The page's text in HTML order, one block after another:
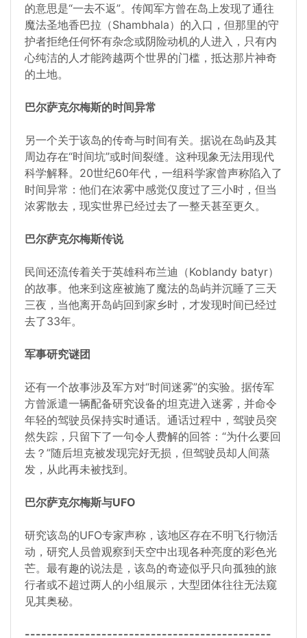
的意思是“一去不返”。传闻军方曾在岛上发现了通往
魔法圣地香巴拉（Shambhala）的入口，但那里的守
护者拒绝任何怀有杂念或阴险动机的人进入，只有内
心纯洁的人才能跨越两个世界的门槛，抵达那片神奇
的土地。
巴尔萨克尔梅斯的时间异常
另一个关于该岛的传奇与时间有关。据说在岛屿及其
周边存在“时间坑”或时间裂缝。这种现象无法用现代
科学解释。20世纪60年代，一组科学家曾声称陷入了
时间异常：他们在浓雾中感觉仅度过了三小时，但当
浓雾散去，现实世界已经过去了一整天甚至更久。
巴尔萨克尔梅斯传说
民间还流传着关于英雄科布兰迪（Koblandy batyr）
的故事。他来到这座被施了魔法的岛屿并沉睡了三天
三夜，当他离开岛屿回到家乡时，才发现时间已经过
去了33年。
军事研究谜团
还有一个故事涉及军方对“时间迷雾”的实验。据传军
方曾派遣一辆配备研究设备的坦克进入迷雾，并命令
年轻的驾驶员保持实时通话。通话过程中，驾驶员突
然失踪，只留下了一句令人费解的回答：“为什么要回
去？”随后坦克被发现完好无损，但驾驶员却人间蒸
发，从此再未被找到。
巴尔萨克尔梅斯与UFO
研究该岛的UFO专家声称，该地区存在不明飞行物活
动，研究人员曾观察到天空中出现各种亮度的彩色光
芒。最有趣的说法是，该岛的奇迹似乎只向孤独的旅
行者或不超过两人的小组展示，大型团体往往无法窥
见其奥秘。
---------------------------------------------